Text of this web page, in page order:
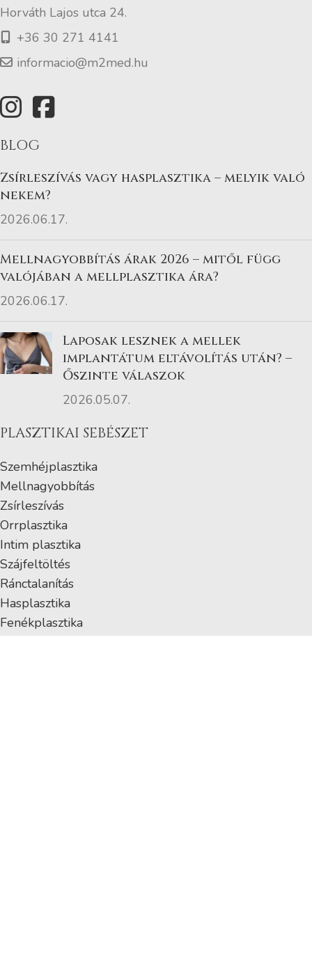
Horváth Lajos utca 24.
+36 30 271 4141
informacio@m2med.hu
BLOG
Zsírleszívás vagy hasplasztika – melyik való
nekem?
2026.06.17.
Mellnagyobbítás árak 2026 – mitől függ
valójában a mellplasztika ára?
2026.06.17.
Laposak lesznek a mellek
implantátum eltávolítás után? –
Őszinte válaszok
2026.05.07.
PLASZTIKAI SEBÉSZET
Szemhéjplasztika
Mellnagyobbítás
Zsírleszívás
Orrplasztika
Intim plasztika
Szájfeltöltés
Ránctalanítás
Hasplasztika
Fenékplasztika